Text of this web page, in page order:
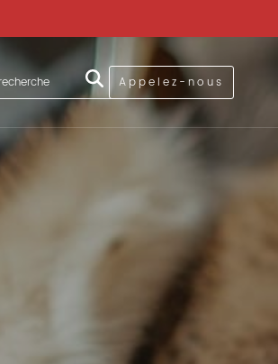
Appelez-nous